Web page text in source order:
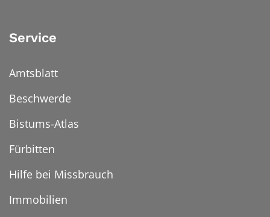
Service
Amtsblatt
Beschwerde
Bistums-Atlas
Fürbitten
Hilfe bei Missbrauch
Immobilien